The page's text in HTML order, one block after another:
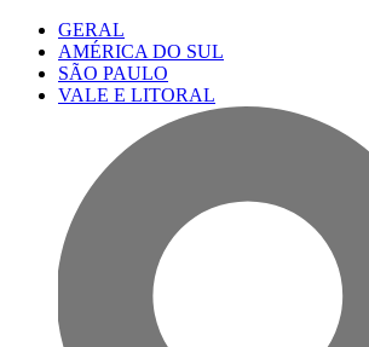
GERAL
AMÉRICA DO SUL
SÃO PAULO
VALE E LITORAL